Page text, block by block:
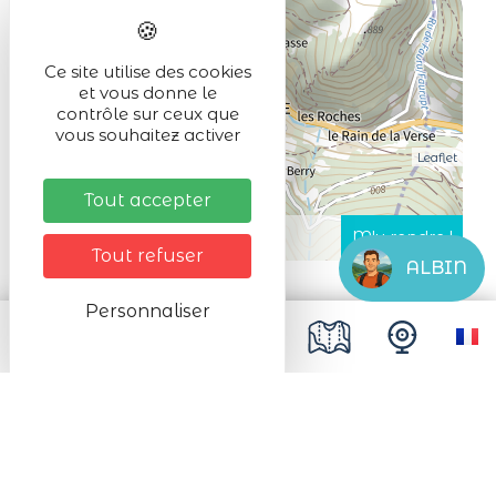
Leaflet
Niché au cœur de l'Alsace, le spa de
l’Hôtel de la Poste est un véritable havre
ALBIN
Ce site utilise des cookies
et vous donne le
contrôle sur ceux que
vous souhaitez activer
Tout accepter
Tout refuser
Personnaliser